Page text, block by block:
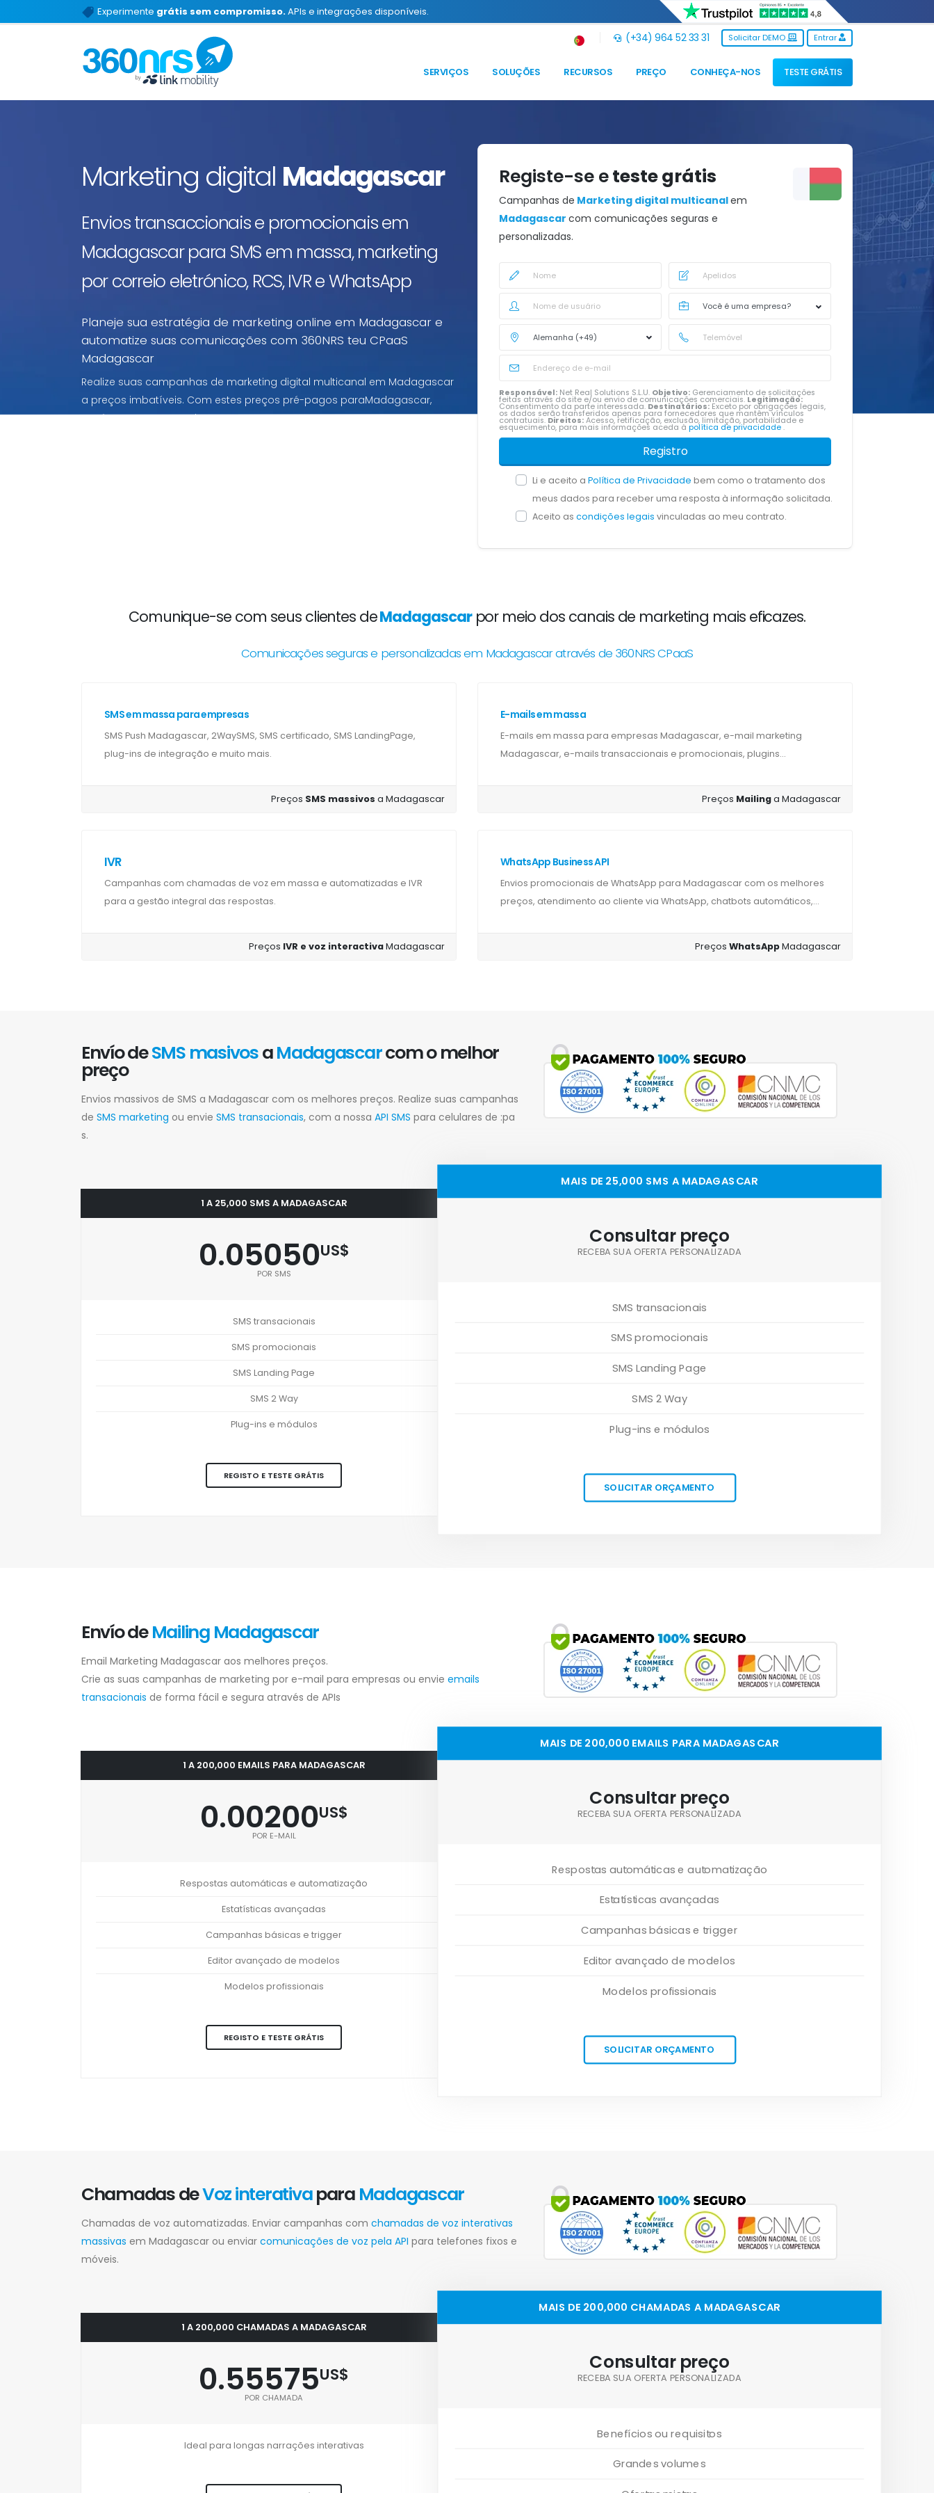
Experimente grátis sem compromisso.APIs e integrações disponíveis.
(+34) 964 52 33 31 Solicitar DEMO Entrar
SERVIÇOS SOLUÇÕES RECURSOS PREÇO CONHEÇA-NOS TESTE GRÁTIS
Marketing digital Madagascar
Envios transaccionais e promocionais em
Madagascar para SMS em massa, marketing
por correio eletrónico, RCS, IVR e WhatsApp
Planeje sua estratégia de marketing online em Madagascar e
automatize suas comunicações com 360NRS teu CPaaS
Madagascar
Realize suas campanhas de marketing digital multicanal em Madagascar
a preços imbatíveis. Com estes preços pré-pagos paraMadagascar,
você paga apenas pelo que usar.
Registe-se eteste grátis
Campanhas de Marketing digital multicanalem
Madagascarcom comunicações seguras e
personalizadas.
Responsável: Net Real Solutions S.L.U. Objetivo: Gerenciamento de solicitações
feitas através do site e/ou envio de comunicações comerciais. Legitimação:
Consentimento da parte interessada. Destinatários: Exceto por obrigações legais,
os dados serão transferidos apenas para fornecedores que mantêm vínculos
contratuais. Direitos: Acesso, retificação, exclusão, limitação, portabilidade e
esquecimento, para mais informações aceda àpolítica de privacidade.
Registro
Li e aceito aPolítica de Privacidadebem como o tratamento dos
meus dados para receber uma resposta à informação solicitada.
Aceito ascondições legaisvinculadas ao meu contrato.
Comunique-se com seus clientes deMadagascarpor meio dos canais de marketing mais eficazes.
Comunicações seguras e personalizadas em Madagascar através de 360NRS CPaaS
SMS em massa para empresas
SMS Push Madagascar, 2WaySMS, SMS certificado, SMS LandingPage,
plug-ins de integração e muito mais.
Preços SMS massivosa Madagascar
E-mails em massa
E-mails em massa para empresas Madagascar, e-mail marketing
Madagascar, e-mails transaccionais e promocionais, plugins...
Preços Mailinga Madagascar
IVR
Campanhas com chamadas de voz em massa e automatizadas e IVR
para a gestão integral das respostas.
Preços IVR e voz interactivaMadagascar
WhatsApp Business API
Envios promocionais de WhatsApp para Madagascar com os melhores
preços, atendimento ao cliente via WhatsApp, chatbots automáticos,...
PreçosWhatsAppMadagascar
Envío deSMS masivosaMadagascarcom o melhor
preço
Envios massivos de SMS a Madagascar com os melhores preços. Realize suas campanhas
de SMS marketing ou envie SMS transacionais, com a nossa API SMS para celulares de :pa
s.
1 A 25,000 SMS A MADAGASCAR
0.05050US$
POR SMS
SMS transacionais
SMS promocionais
SMS Landing Page
SMS 2 Way
Plug-ins e módulos
REGISTO E TESTE GRÁTIS
MAIS DE 25,000 SMS A MADAGASCAR
Consultar preço
RECEBA SUA OFERTA PERSONALIZADA
SMS transacionais
SMS promocionais
SMS Landing Page
SMS 2 Way
Plug-ins e módulos
SOLICITAR ORÇAMENTO
Envío deMailing Madagascar
Email Marketing Madagascar aos melhores preços.
Crie as suas campanhas de marketing por e-mail para empresas ou envie emails
transacionais de forma fácil e segura através de APIs
1 A 200,000 EMAILS PARA MADAGASCAR
0.00200US$
POR E-MAIL
Respostas automáticas e automatização
Estatísticas avançadas
Campanhas básicas e trigger
Editor avançado de modelos
Modelos profissionais
REGISTO E TESTE GRÁTIS
MAIS DE 200,000 EMAILS PARA MADAGASCAR
Consultar preço
RECEBA SUA OFERTA PERSONALIZADA
Respostas automáticas e automatização
Estatísticas avançadas
Campanhas básicas e trigger
Editor avançado de modelos
Modelos profissionais
SOLICITAR ORÇAMENTO
Chamadas deVoz interativaparaMadagascar
Chamadas de voz automatizadas. Enviar campanhas com chamadas de voz interativas
massivas em Madagascar ou enviar comunicações de voz pela API para telefones fixos e
móveis.
1 A 200,000 CHAMADAS A MADAGASCAR
0.55575US$
POR CHAMADA
Ideal para longas narrações interativas
MAIS DE 200,000 CHAMADAS A MADAGASCAR
Consultar preço
RECEBA SUA OFERTA PERSONALIZADA
Benefícios ou requisitos
Grandes volumes